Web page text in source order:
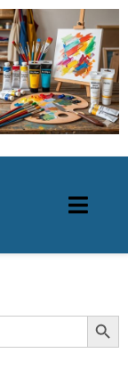
Search Button